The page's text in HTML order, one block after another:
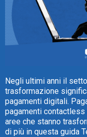
Ecommerce
Email Marketing
HR
Trust Services
Negli ultimi anni il
trasformazione
pagamenti digitali.
pagamenti
aree che stanno
di più in questa guida